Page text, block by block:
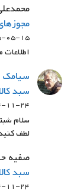
۱۴۰۵-
سيامك
سبد کالا
۱۴۰۴-
لطف
صفیه
سبد کالا
۱۴۰۴-